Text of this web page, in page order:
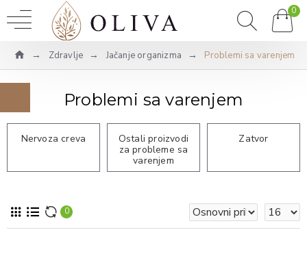
0
Zdravlje Jačanje organizma Problemi sa varenjem
Problemi sa varenjem
Nervoza creva
Ostali proizvodi
za probleme sa
varenjem
Zatvor
0